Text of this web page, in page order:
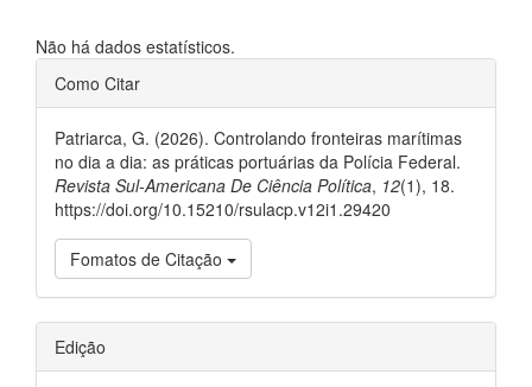
Não há dados estatísticos.
Como Citar
Patriarca, G. (2026). Controlando fronteiras marítimas
no dia a dia: as práticas portuárias da Polícia Federal.
Revista Sul-Americana De Ciência Política, 12(1), 18.
https://doi.org/10.15210/rsulacp.v12i1.29420
Fomatos de Citação
Edição